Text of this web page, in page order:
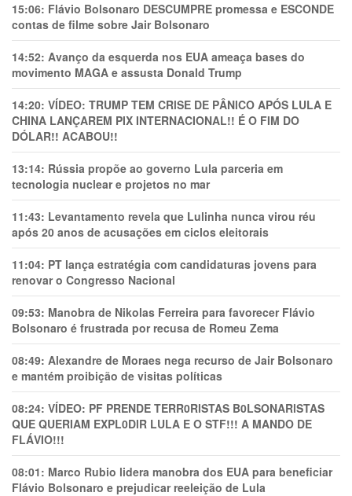
15:06: Flávio Bolsonaro DESCUMPRE promessa e ESCONDE
contas de filme sobre Jair Bolsonaro
14:52: Avanço da esquerda nos EUA ameaça bases do
movimento MAGA e assusta Donald Trump
14:20: VÍDEO: TRUMP TEM CRlSE DE PÂNlCO APÓS LULA E
CHINA LANÇAREM PIX INTERNACIONAL!! É O FIM DO
DÓLAR!! ACABOU!!
13:14: Rússia propõe ao governo Lula parceria em
tecnologia nuclear e projetos no mar
11:43: Levantamento revela que Lulinha nunca virou réu
após 20 anos de acusações em ciclos eleitorais
11:04: PT lança estratégia com candidaturas jovens para
renovar o Congresso Nacional
09:53: Manobra de Nikolas Ferreira para favorecer Flávio
Bolsonaro é frustrada por recusa de Romeu Zema
08:49: Alexandre de Moraes nega recurso de Jair Bolsonaro
e mantém proibição de visitas políticas
08:24: VÍDEO: PF PRENDE TERR0RlSTAS B0LSONARlSTAS
QUE QUERIAM EXPL0DlR LULA E O STF!!! A MANDO DE
FLÁVIO!!!
08:01: Marco Rubio lidera manobra dos EUA para beneficiar
Flávio Bolsonaro e prejudicar reeleição de Lula